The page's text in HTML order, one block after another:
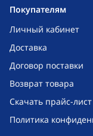
Покупателям
Личный кабинет
Доставка
Договор поставки
Возврат товара
Скачать прайс-
Политика